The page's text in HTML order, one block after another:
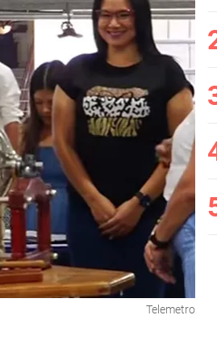
Telemetro